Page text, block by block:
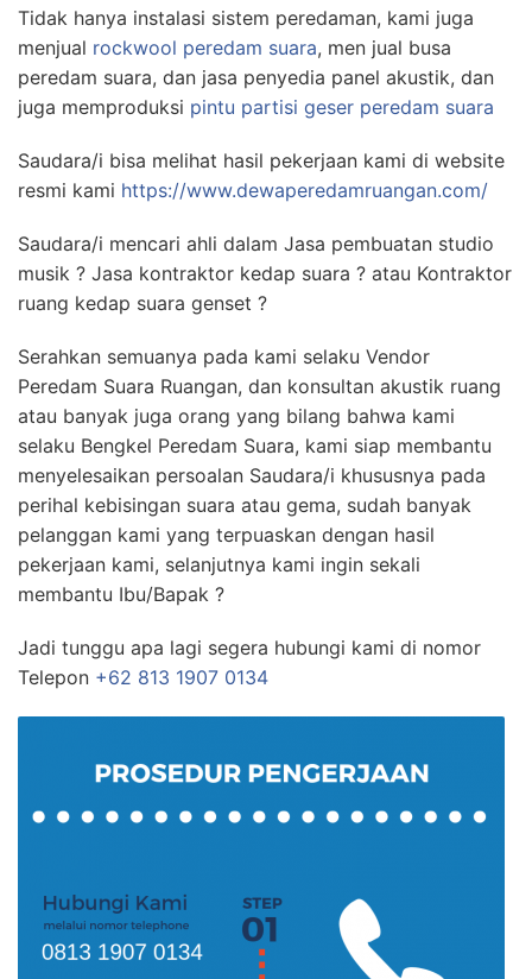
Tidak hanya instalasi sistem peredaman, kami juga
menjual rockwool peredam suara, men jual busa
peredam suara, dan jasa penyedia panel akustik, dan
juga memproduksi pintu partisi geser peredam suara
Saudara/i bisa melihat hasil pekerjaan kami di website
resmi kami https://www.dewaperedamruangan.com/
Saudara/i mencari ahli dalam Jasa pembuatan studio
musik ? Jasa kontraktor kedap suara ? atau Kontraktor
ruang kedap suara genset ?
Serahkan semuanya pada kami selaku Vendor
Peredam Suara Ruangan, dan konsultan akustik ruang
atau banyak juga orang yang bilang bahwa kami
selaku Bengkel Peredam Suara, kami siap membantu
menyelesaikan persoalan Saudara/i khususnya pada
perihal kebisingan suara atau gema, sudah banyak
pelanggan kami yang terpuaskan dengan hasil
pekerjaan kami, selanjutnya kami ingin sekali
membantu Ibu/Bapak ?
Jadi tunggu apa lagi segera hubungi kami di nomor
Telepon +62 813 1907 0134